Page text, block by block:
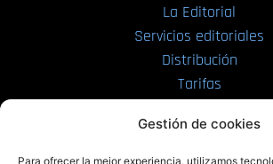
Gestión de cookies
Para ofrecer la mejor experiencia, utilizamos
La Editorial
Servicios editoriales
Distribución
Tarifas